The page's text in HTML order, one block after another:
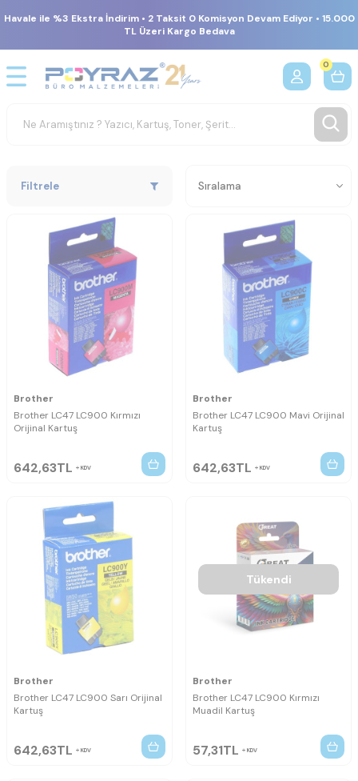
Havale ile %3 Ekstra İndirim • 2 Taksit 0 Komisyon Devam Ediyor • 15.000
TL Üzeri Kargo Bedava
0
Filtrele
Brother
Brother LC47 LC900 Kırmızı
Orijinal Kartuş
642,63TL KDV
Brother
Brother LC47 LC900 Mavi Orijinal
Kartuş
642,63TL KDV
Brother
Brother LC47 LC900 Sarı Orijinal
Kartuş
642,63TL KDV
Tükendi
Brother
Brother LC47 LC900 Kırmızı
Muadil Kartuş
57,31TL KDV